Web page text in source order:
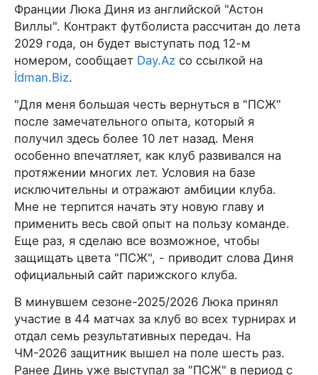
Франции Люка Диня из английской "Астон
Виллы". Контракт футболиста рассчитан до лета
2029 года, он будет выступать под 12-м
номером, сообщает Day.Az со ссылкой на
İdman.Biz.
"Для меня большая честь вернуться в "ПСЖ"
после замечательного опыта, который я
получил здесь более 10 лет назад. Меня
особенно впечатляет, как клуб развивался на
протяжении многих лет. Условия на базе
исключительны и отражают амбиции клуба.
Мне не терпится начать эту новую главу и
применить весь свой опыт на пользу команде.
Еще раз, я сделаю все возможное, чтобы
защищать цвета "ПСЖ", - приводит слова Диня
официальный сайт парижского клуба.
В минувшем сезоне-2025/2026 Люка принял
участие в 44 матчах за клуб во всех турнирах и
отдал семь результативных передач. На
ЧМ-2026 защитник вышел на поле шесть раз.
Ранее Динь уже выступал за "ПСЖ" в период с